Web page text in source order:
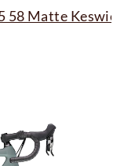
58 Matte Keswick